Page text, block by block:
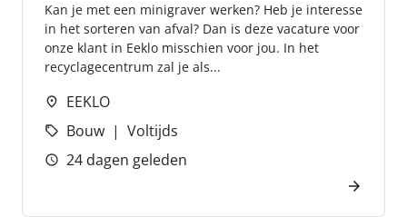
Kan je met een minigraver werken? Heb je interesse
in het sorteren van afval? Dan is deze vacature voor
onze klant in Eeklo misschien voor jou. In het
recyclagecentrum zal je als...
EEKLO
Bouw
Voltijds
24 dagen geleden